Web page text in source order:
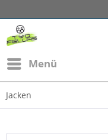
Menü
Jacken